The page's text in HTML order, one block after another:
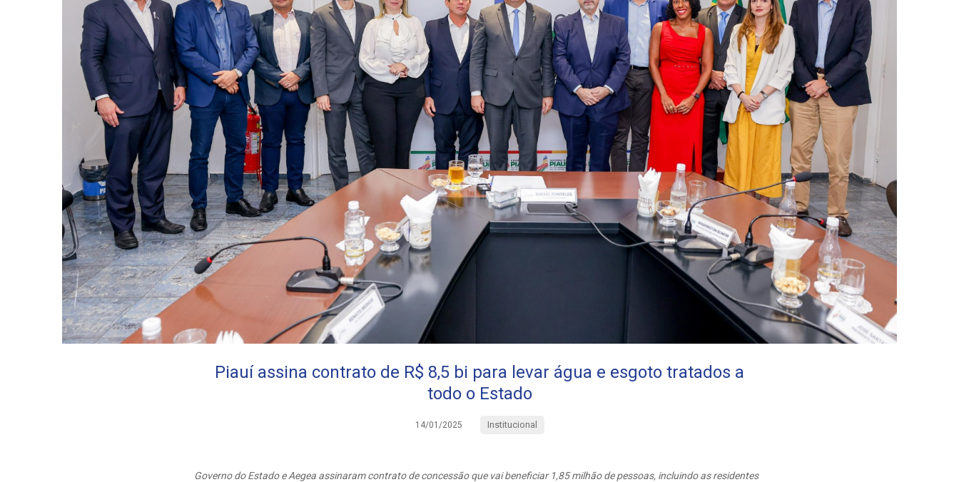
Piauí assina contrato de R$ 8,5 bi para levar água e esgoto tratados a
todo o Estado
14/01/2025 Institucional
Governo do Estado e Aegea assinaram contrato de concessão que vai beneficiar 1,85 milhão de pessoas, incluindo as residentes